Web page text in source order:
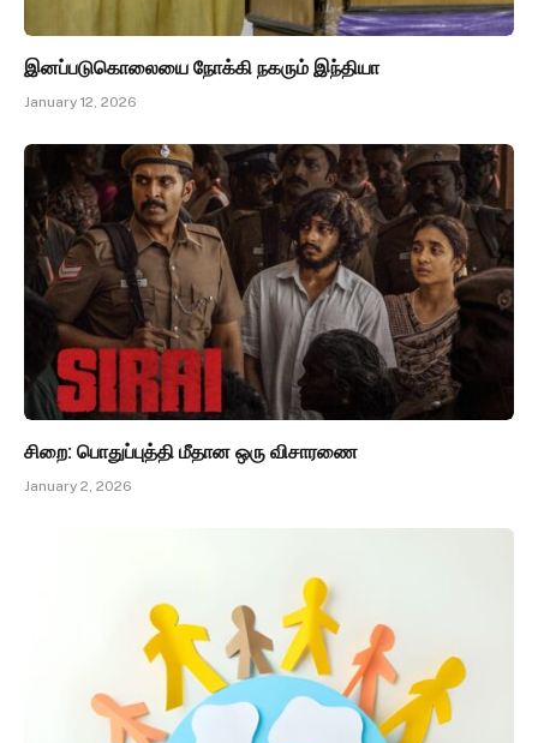
இனப்படுகொலையை நோக்கி நகரும் இந்தியா
January 12, 2026
சிறை: பொதுப்புத்தி மீதான ஒரு விசாரணை
January 2, 2026